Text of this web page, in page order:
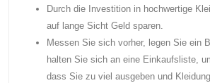
Durch die Investition in hochwertige
auf lange Sicht Geld sparen.
Messen Sie sich vorher, legen Sie ein
halten Sie sich an eine Einkaufsliste,
dass Sie zu viel ausgeben und